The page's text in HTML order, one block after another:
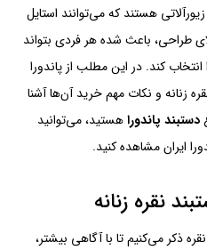
هستند که می‌توانند استایل
طراحی، باعث شده هر فردی بتواند
کند. در این مطلب از پاندورا
زنانه و نکات مهم خرید آن‌ها آشنا
دستبند پاندوراهستید، می‌توانید
ایران مشاهده کنید.
نقره زنانه
ذکر می‌کنیم تا با آگاهی بیشتر،